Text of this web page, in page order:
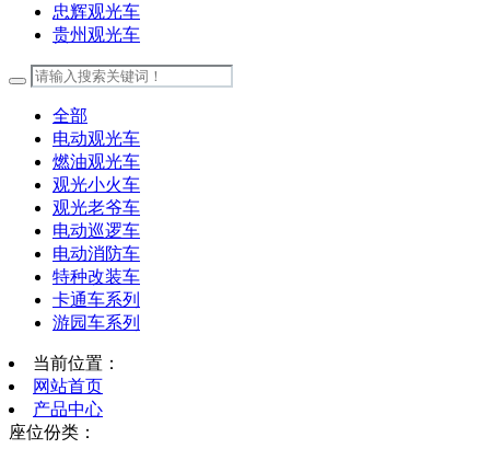
忠辉观光车
贵州观光车
全部
电动观光车
燃油观光车
观光小火车
观光老爷车
电动巡逻车
电动消防车
特种改装车
卡通车系列
游园车系列
当前位置：
网站首页
产品中心
座位份类：